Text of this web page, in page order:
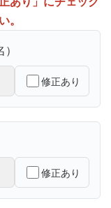
。
修正あり
修正あり